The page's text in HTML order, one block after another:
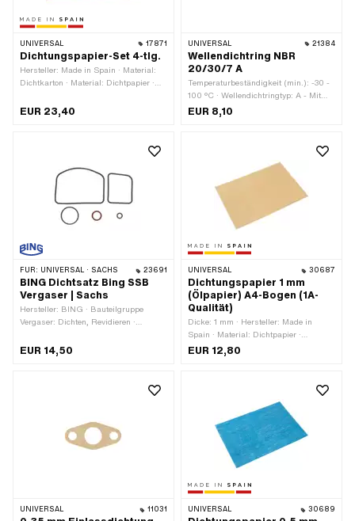
UNIVERSAL 17871
Dichtungspapier-Set 4-tlg.
Hersteller: Made in Spain · Material:
Dichtkarton · Material: Dichtpapier ·
0.25 mm · Dicke: 0.4 mm · Dicke: 0.5
mm · Dicke: 1.2 mm
EUR 23,40
UNIVERSAL 21384
Wellendichtring NBR
20/30/7 A
Temperaturbeständigkeit (min.): -30 -
100 °C · Wellendichtringtyp: A - Mit
gummiertem Aussenmanteil / einer
Dichtlippe. · Material: NBR · Ø innen:
EUR 8,10
FÜR: UNIVERSAL · SACHS 23691
BING Dichtsatz Bing SSB
Vergaser | Sachs
Hersteller: BING · Bauteilgruppe
Vergaser: Dichten, Revidieren ·
EUR 14,50
UNIVERSAL 30687
Dichtungspapier 1 mm
(Ölpapier) A4-Bogen (1A-
Qualität)
Dicke: 1 mm · Hersteller: Made in
Spain · Material: Dichtpapier ·
Verwendungsort: Universal
EUR 12,80
UNIVERSAL 11031 UNIVERSAL 30689